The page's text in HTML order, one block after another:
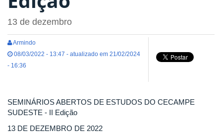
13 de dezembro
Armindo
08/03/2022 - 13:47 - atualizado em 21/02/2024
- 16:36
SEMINÁRIOS ABERTOS DE ESTUDOS DO CECAMPE
SUDESTE - II Edição
13 DE DEZEMBRO DE 2022